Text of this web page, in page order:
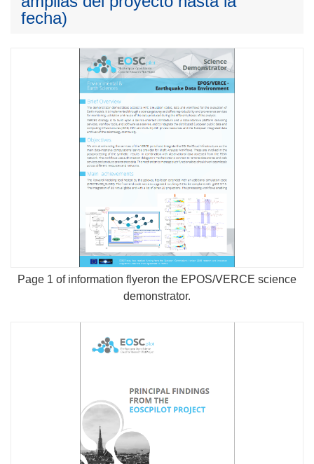
fecha)
Page 1 of information flyeron the EPOS/VERCE science
demonstrator.